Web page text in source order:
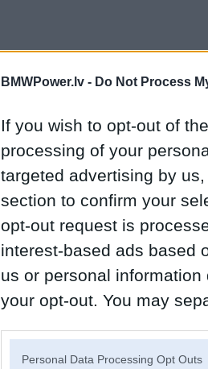
BMWPower.lv - Do Not Process
If you wish to opt-out of
processing of your
targeted advertising by
section to confirm your
opt-out request is
interest-based ads based
us or personal
your opt-out. You may
Personal Data Processing Opt Outs